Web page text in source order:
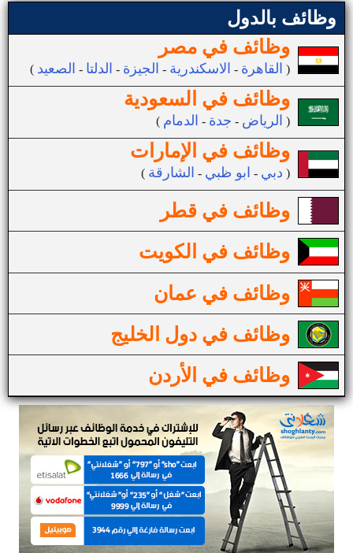
وظائف بالدول
وظائف في مصر
( القاهرة - الاسكندرية - الجيزة - الدلتا - الصعيد )
وظائف في السعودية
( الرياض - جدة - الدمام )
وظائف في الإمارات
( دبي - ابو ظبي - الشارقة )
وظائف في قطر
وظائف في الكويت
وظائف في عمان
وظائف في دول الخليج
وظائف في الأردن